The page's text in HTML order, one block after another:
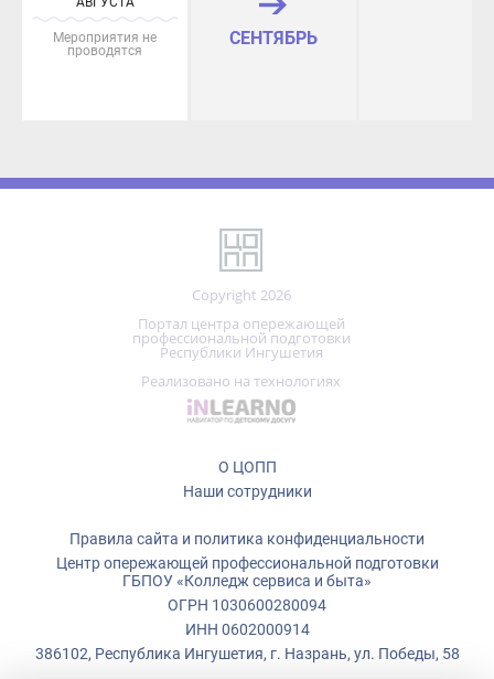
Мероприятия не
проводятся
СЕНТЯБРЬ
Copyright 2026
Портал центра опережающей
профессиональной подготовки
Республики Ингушетия
Реализовано на технологиях
Правила сайта и политика конфиденциальности
ГБПОУ «Колледж сервиса и быта»
ОГРН 1030600280094
ИНН 0602000914
386102, Республика Ингушетия, г. Назрань, ул. Победы, 58
+7 (928) 799-08-80